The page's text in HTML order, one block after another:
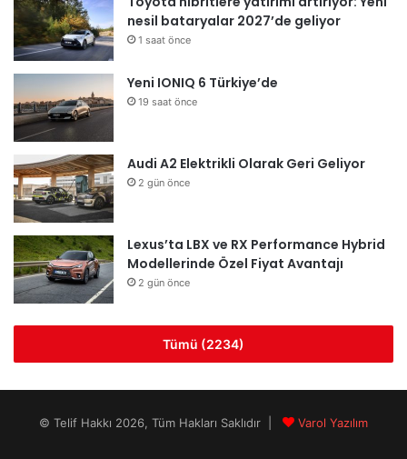
nesil bataryalar 2027’de geliyor
1 saat önce
Yeni IONIQ 6 Türkiye’de
19 saat önce
Audi A2 Elektrikli Olarak Geri Geliyor
2 gün önce
Lexus’ta LBX ve RX Performance Hybrid
Modellerinde Özel Fiyat Avantajı
2 gün önce
Tümü (2234)
© Telif Hakkı 2026, Tüm Hakları Saklıdır | Varol Yazılım